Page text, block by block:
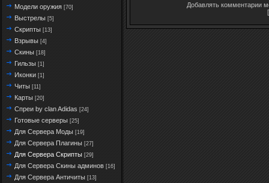
Модели оружия [70]
Выстрелы [5]
Скрипты [13]
Взрывы [4]
Скины [18]
Гильзы [1]
Иконки [1]
Читы [11]
Карты [20]
Спреи by clan Adidas [24]
Готовые серверы [25]
Для Сервера Моды [19]
Для Сервера Плагины [27]
Для Сервера Скрипты [29]
Для Сервера Скины админов [16]
Для Сервера Античиты [13]
Добавлять комментарии